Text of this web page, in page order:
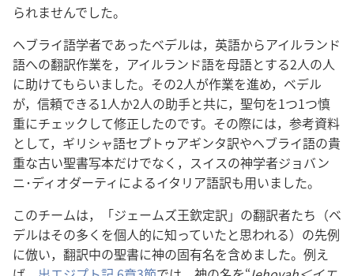
ら​れ​ませ​ん​でし​た。
ヘブライ​語​学者​で​あっ​た​ベデル​は，英語​から​アイルランド​
語​へ​の​翻訳​作業​を，アイルランド​語​を​母語​と​する​2​人​の​人​
に​助け​て​もらい​まし​た。その​2​人​が​作業​を​進め，ベデル​
が，信頼​できる​1​人​か​2​人​の​助手​と​共​に，聖句​を​1​つ​1​つ​慎
重​に​チェック​し​て​修正​し​た​の​です。その​際​に​は，参考​資料​
と​し​て，ギリシャ​語​セプトゥアギンタ​訳​や​ヘブライ​語​の​貴
重​な​古い​聖書​写本​だけ​で​なく，スイス​の​神学​者​ジョバン
ニ​･​ディオダーティ​に​よる​イタリア​語​訳​も​用い​まし​た。
この​チーム​は，「ジェームズ​王​欽定​訳」の​翻訳​者​たち（ベ
デル​は​その​多く​を​個人​的​に​知っ​て​い​た​と​思わ​れる）の​先例​
に​倣い，翻訳​中​の​聖書​に​神​の​固有​名​を​含め​まし​た。例え